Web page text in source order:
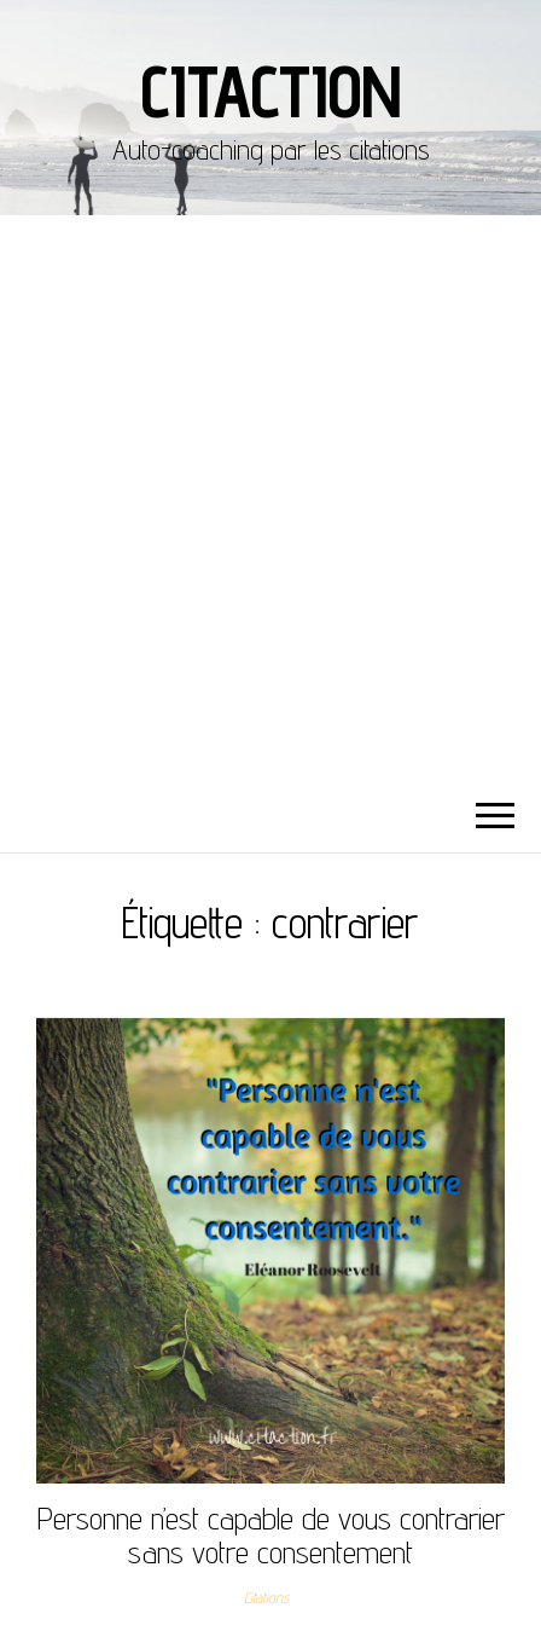
CITACTION
Auto-coaching par les citations
Étiquette : contrarier
Personne n’est capable de vous contrarier
sans votre consentement
Citations